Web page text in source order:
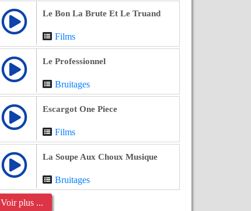
Le Bon La Brute Et Le Truand
Films
Le Professionnel
Bruitages
Escargot One Piece
Films
La Soupe Aux Choux Musique
Bruitages
Voir plus ...